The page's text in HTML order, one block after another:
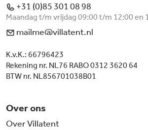
+31 (0)85 301 08 98
Maandag t/m vrijdag 09:00 t/m 12:00 en
mailme@villatent.nl
K.v.K.: 66796423
Rekening nr. NL76 RABO 0312 3620 64
BTW nr. NL856701038B01
Over ons
Over Villatent